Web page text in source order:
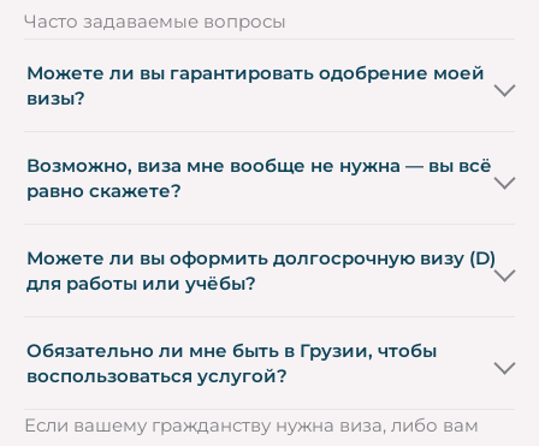
Часто задаваемые вопросы
Можете ли вы гарантировать одобрение моей
визы?
Возможно, виза мне вообще не нужна — вы всё
равно скажете?
Можете ли вы оформить долгосрочную визу (D)
для работы или учёбы?
Обязательно ли мне быть в Грузии, чтобы
воспользоваться услугой?
Если вашему гражданству нужна виза, либо вам